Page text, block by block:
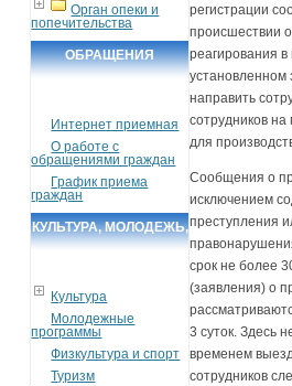
Орган опеки и
попечительства
ОБРАЩЕНИЯ
Интернет приемная
О работе с
обращениями граждан
График приема
граждан
КУЛЬТУРА, МОЛОДЕЖЬ,
Культура
Молодежные
программы
Физкультура и спорт
Туризм
регистрации
происшествии
реагирования в
установленном
направить
сотрудников
для
Сообщения о
исключением
преступления
срок не более
(заявления) о
3 суток. Здесь
временем
сотрудников